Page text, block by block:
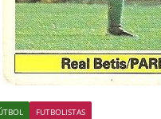
FUTBOLISTAS